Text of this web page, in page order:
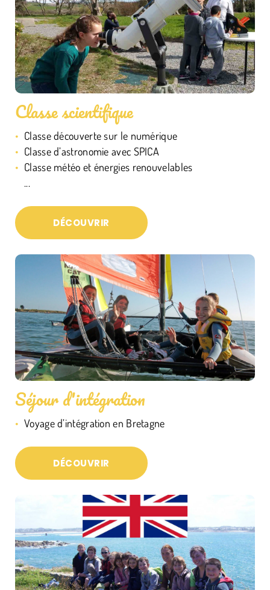
Classe scientifique
Classe découverte sur le numérique
Classe d’astronomie avec SPICA
Classe météo et énergies renouvelables
...
DÉCOUVRIR
Séjour d'intégration
Voyage d’intégration en Bretagne
DÉCOUVRIR